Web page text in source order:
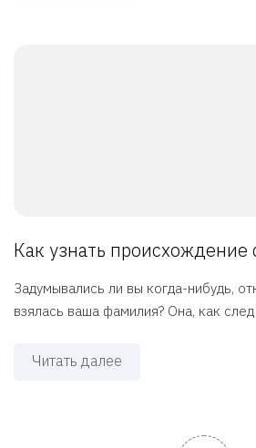
Как узнать
Задумывались ли вы когда-нибудь,
взялась ваша фамилия? Она, как след
Читать далее